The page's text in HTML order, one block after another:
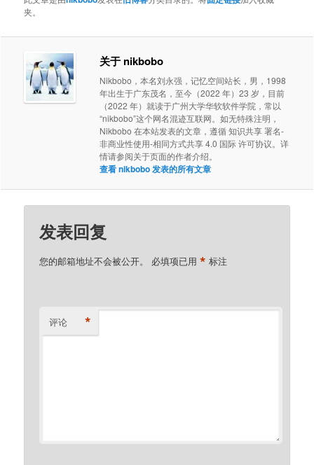
夹。
关于 nikbobo
Nikbobo，本名刘永强，记忆空间站长，男，1998
年出生于广东茂名，至今（2022 年）23 岁，目前
（2022 年）就读于广州大学华软软件学院，常以
“nikbobo”这个网名混迹互联网。如无特殊注明，
Nikbobo 在本站发表的文章，遵循 知识共享 署名-
非商业性使用-相同方式共享 4.0 国际 许可协议。详
情请参阅关于页面的作者介绍。
查看 nikbobo 发表的所有文章
发表回复
您的邮箱地址不会被公开。 必填项已用* 标注
评论 *